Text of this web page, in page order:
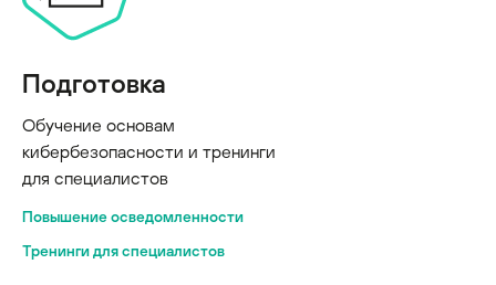
Подготовка
Обучение основам
кибербезопасности и тренинги
для специалистов
Повышение осведомленности
Тренинги для специалистов